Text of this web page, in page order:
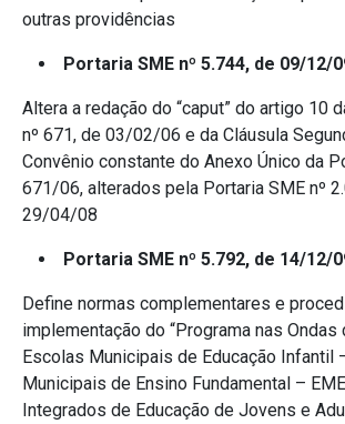
outras providências
Portaria SME nº 5.744, de 09/12/
Altera a redação do “caput” do artigo 10
nº 671, de 03/02/06 e da Cláusula
Convênio constante do Anexo Único da
671/06, alterados pela Portaria SME nº
29/04/08
Portaria SME nº 5.792, de 14/12/
Define normas complementares e
implementação do “Programa nas Ondas
Escolas Municipais de Educação Infantil
Municipais de Ensino Fundamental –
Integrados de Educação de Jovens e